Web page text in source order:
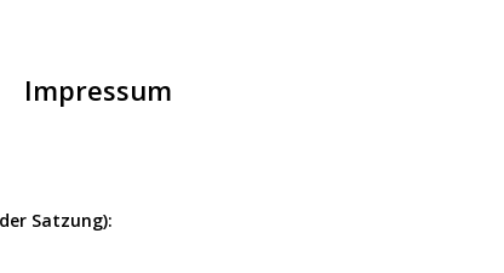
Impressum
Satzung):